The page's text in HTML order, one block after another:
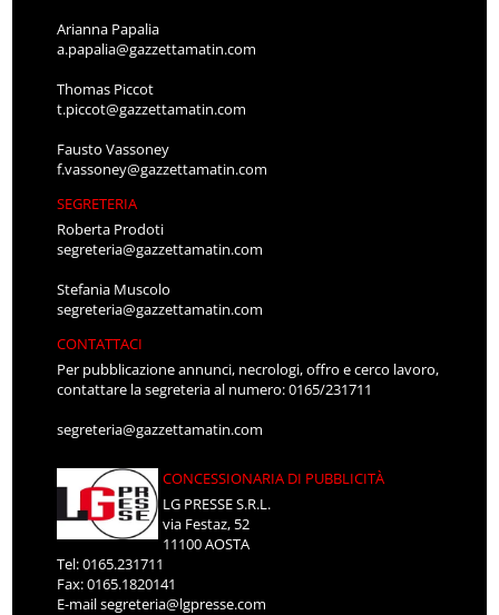
Arianna Papalia
a.papalia@gazzettamatin.com
Thomas Piccot
t.piccot@gazzettamatin.com
Fausto Vassoney
f.vassoney@gazzettamatin.com
SEGRETERIA
Roberta Prodoti
segreteria@gazzettamatin.com
Stefania Muscolo
segreteria@gazzettamatin.com
CONTATTACI
Per pubblicazione annunci, necrologi, offro e cerco lavoro,
contattare la segreteria al numero: 0165/231711
segreteria@gazzettamatin.com
CONCESSIONARIA DI PUBBLICITÀ
LG PRESSE S.R.L.
via Festaz, 52
11100 AOSTA
Tel: 0165.231711
Fax: 0165.1820141
E-mailsegreteria@lgpresse.com